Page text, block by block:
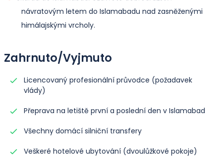
návratovým letem do Islamabadu nad zasněženými
himálajskými vrcholy.
Zahrnuto/Vyjmuto
Licencovaný profesionální průvodce (požadavek
vlády)
Přeprava na letiště první a poslední den v Islamabad
Všechny domácí silniční transfery
Veškeré hotelové ubytování (dvoulůžkové pokoje)